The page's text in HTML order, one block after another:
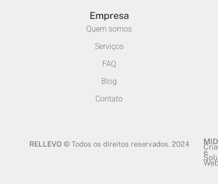
Empresa
Quem somos
Serviços
FAQ
Blog
Contato
RELLEVO ©Todos os direitos reservados. 2024
e